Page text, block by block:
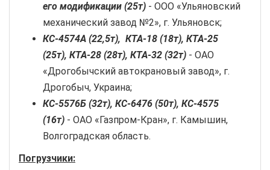
его модификации (25т) - ООО «Ульяновский
механический завод №2», г. Ульяновск;
КС-4574А (22,5т), КТА-18 (18т), КТА-25
(25т), КТА-28 (28т), КТА-32 (32т) - ОАО
«Дрогобычский автокрановый завод», г.
Дрогобыч, Украина;
КС-5576Б (32т), КС-6476 (50т), КС-4575
(16т) - ОАО «Газпром-Кран», г. Камышин,
Волгоградская область.
Погрузчики: